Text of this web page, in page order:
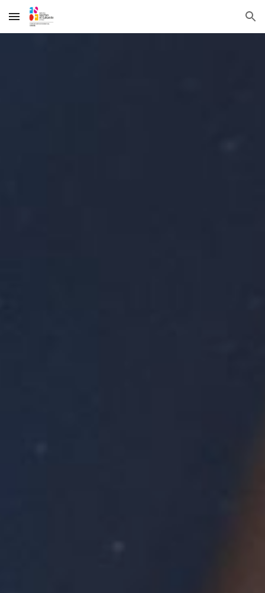
Skip to main content Skip to navigation